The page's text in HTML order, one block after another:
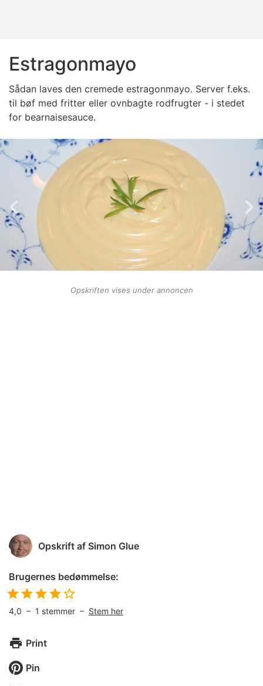
Estragonmayo
Sådan laves den cremede estragonmayo. Server f.eks.
til bøf med fritter eller ovnbagte rodfrugter - i stedet
for bearnaisesauce.
Opskriften vises under annoncen
Opskrift af Simon Glue
Brugernes bedømmelse:
4,0 – 1 stemmer – Stem her
Print
Pin